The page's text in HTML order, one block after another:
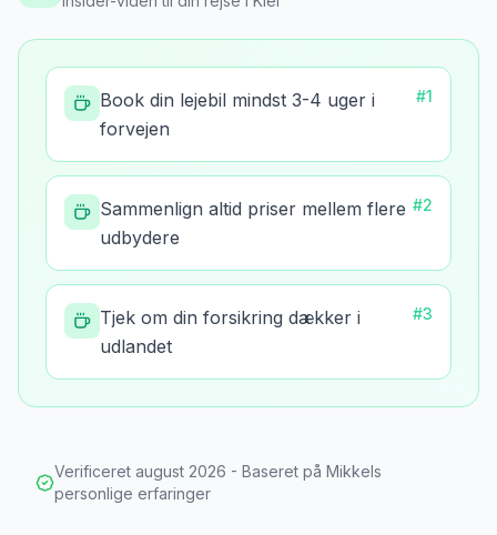
Book din lejebil mindst 3-4 uger i
forvejen
#1
Sammenlign altid priser mellem flere
udbydere
#2
Tjek om din forsikring dækker i
udlandet
#3
Verificeret august 2026 - Baseret på Mikkels
personlige erfaringer